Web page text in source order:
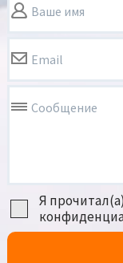
Ваше имя
Email
Сообщение
Я